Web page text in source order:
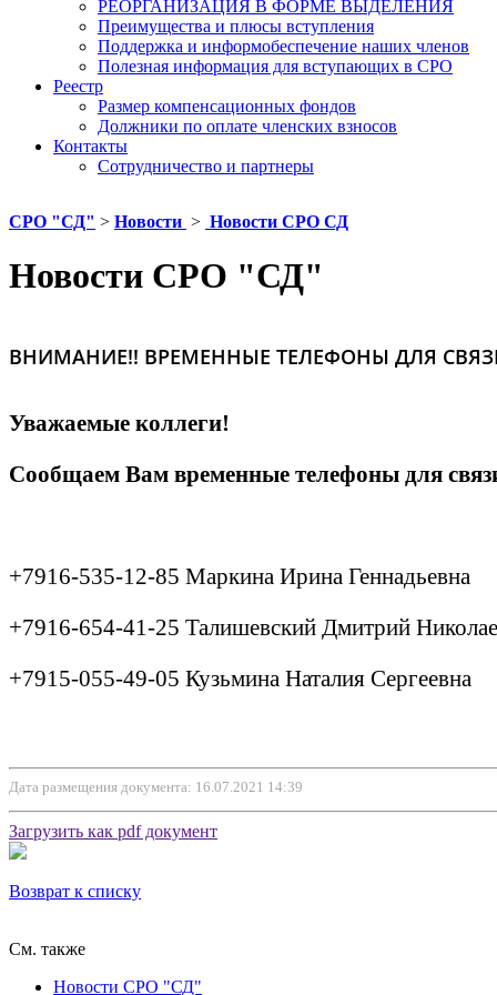
РЕОРГАНИЗАЦИЯ В ФОРМЕ ВЫДЕЛЕНИЯ
Преимущества и плюсы вступления
Поддержка и информобеспечение наших членов
Полезная информация для вступающих в СРО
Реестр
Размер компенсационных фондов
Должники по оплате членских взносов
Контакты
Сотрудничество и партнеры
СРО "СД" > Новости > Новости СРО СД
Новости СРО "СД"
ВНИМАНИЕ!! ВРЕМЕННЫЕ ТЕЛЕФОНЫ ДЛЯ
Уважаемые коллеги!
Сообщаем Вам временные телефоны для
+7916-535-12-85 Маркина Ирина Геннадьевна
+7916-654-41-25 Талишевский Дмитрий
+7915-055-49-05 Кузьмина Наталия Сергеевна
Дата размещения документа: 16.07.2021 14:39
Загрузить как pdf документ
Возврат к списку
См. также
Новости СРО "СД"